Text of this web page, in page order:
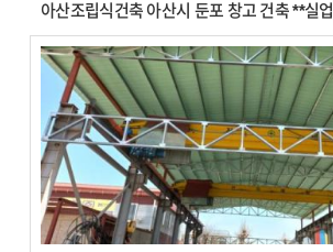
아산조립식건축 아산시 둔포 창고 건축 **실업